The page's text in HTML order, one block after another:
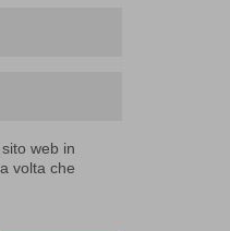
web in
volta che